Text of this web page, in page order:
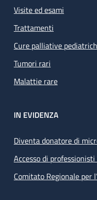
Visite ed esami
Trattamenti
Cure palliative
Tumori rari
Malattie rare
IN EVIDENZA
Diventa donatore di
Accesso di
Comitato Regionale per